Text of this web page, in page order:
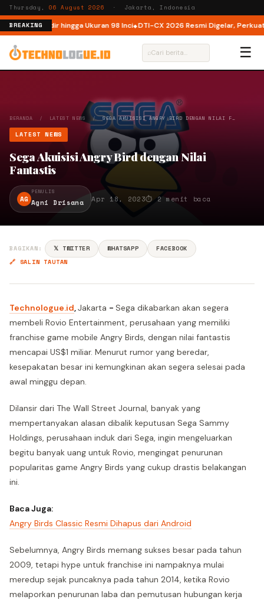
Thursday,06 August 2026 · Jakarta, Indonesia
BREAKING
Kini Hadir hingga Ukuran 98 Inci DTI-CX 2026 Resmi Digelar, Perkuat
⌕ ☰
BERANDA / LATEST NEWS /SEGA AKUISISI ANGRY BIRD DENGAN NILAI F…
LATEST NEWS
Sega Akuisisi Angry Bird dengan Nilai
Fantastis
AG
PENULIS
Agni Drisana Apr 18, 2023⏱ 2 menit baca
BAGIKAN: 𝕏 TWITTER WHATSAPP
FACEBOOK
🔗 SALIN TAUTAN
Technologue.id,Jakarta - Sega dikabarkan akan segera
membeli Rovio Entertainment, perusahaan yang memiliki
franchise game mobile Angry Birds, dengan nilai fantastis
mencapai US$1 miliar. Menurut rumor yang beredar,
kesepakatan besar ini kemungkinan akan segera selesai pada
awal minggu depan.
Dilansir dari The Wall Street Journal, banyak yang
mempertanyakan alasan dibalik keputusan Sega Sammy
Holdings, perusahaan induk dari Sega, ingin mengeluarkan
begitu banyak uang untuk Rovio, mengingat penurunan
popularitas game Angry Birds yang cukup drastis belakangan
ini.
Baca Juga:
Angry Birds Classic Resmi Dihapus dari Android
Sebelumnya, Angry Birds memang sukses besar pada tahun
2009, tetapi hype untuk franchise ini nampaknya mulai
meredup sejak puncaknya pada tahun 2014, ketika Rovio
melaporkan penurunan laba dan pemutusan hubungan kerja